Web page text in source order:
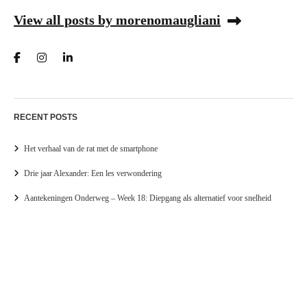
View all posts by morenomaugliani
RECENT POSTS
Het verhaal van de rat met de smartphone
Drie jaar Alexander: Een les verwondering
Aantekeningen Onderweg – Week 18: Diepgang als alternatief voor snelheid